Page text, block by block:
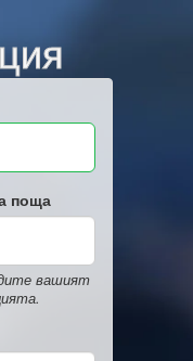
поща
вашият